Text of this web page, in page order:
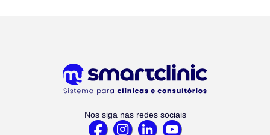
Nos siga nas redes sociais